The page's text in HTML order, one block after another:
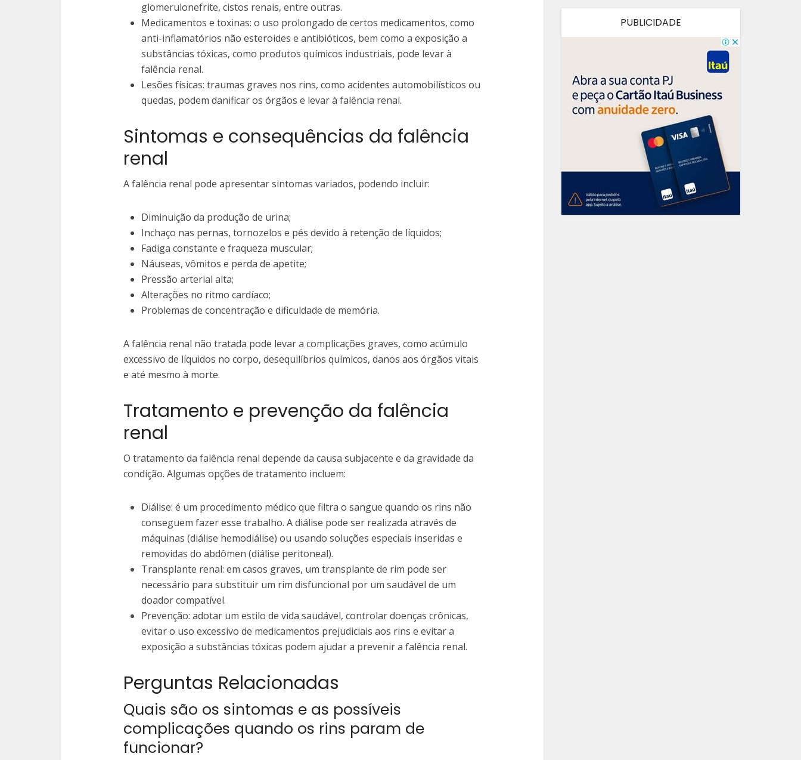
glomerulonefrite, cistos renais, entre outras.
Medicamentos e toxinas: o uso prolongado de certos medicamentos, como
anti-inflamatórios não esteroides e antibióticos, bem como a exposição a
substâncias tóxicas, como produtos químicos industriais, pode levar à
falência renal.
Lesões físicas: traumas graves nos rins, como acidentes automobilísticos ou
quedas, podem danificar os órgãos e levar à falência renal.
Sintomas e consequências da falência
renal
A falência renal pode apresentar sintomas variados, podendo incluir:
Diminuição da produção de urina;
Inchaço nas pernas, tornozelos e pés devido à retenção de líquidos;
Fadiga constante e fraqueza muscular;
Náuseas, vômitos e perda de apetite;
Pressão arterial alta;
Alterações no ritmo cardíaco;
Problemas de concentração e dificuldade de memória.
A falência renal não tratada pode levar a complicações graves, como acúmulo
excessivo de líquidos no corpo, desequilíbrios químicos, danos aos órgãos vitais
e até mesmo à morte.
Tratamento e prevenção da falência
renal
O tratamento da falência renal depende da causa subjacente e da gravidade da
condição. Algumas opções de tratamento incluem:
Diálise: é um procedimento médico que filtra o sangue quando os rins não
conseguem fazer esse trabalho. A diálise pode ser realizada através de
máquinas (diálise hemodiálise) ou usando soluções especiais inseridas e
removidas do abdômen (diálise peritoneal).
Transplante renal: em casos graves, um transplante de rim pode ser
necessário para substituir um rim disfuncional por um saudável de um
doador compatível.
Prevenção: adotar um estilo de vida saudável, controlar doenças crônicas,
evitar o uso excessivo de medicamentos prejudiciais aos rins e evitar a
exposição a substâncias tóxicas podem ajudar a prevenir a falência renal.
Perguntas Relacionadas
Quais são os sintomas e as possíveis
complicações quando os rins param de
funcionar?
PUBLICIDADE